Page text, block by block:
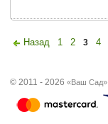
Назад 1 2 3 4
© 2011 - 2026 «Ваш Сад»